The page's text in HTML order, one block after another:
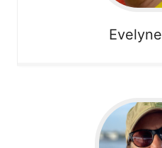
Evelyne